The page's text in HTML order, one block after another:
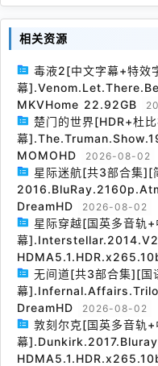
相关资源
毒液2[中文字幕+特效
幕
MKVHome 22.92GB
楚门的世界[HDR+杜
幕
MOMOHD
2026-08-02
星际迷航[共3部合集
DreamHD
2026-08-02
星际穿越[国英多音轨
幕
无间道[共3部合集][国
幕
DreamHD
2026-08-02
敦刻尔克[国英多音轨
幕